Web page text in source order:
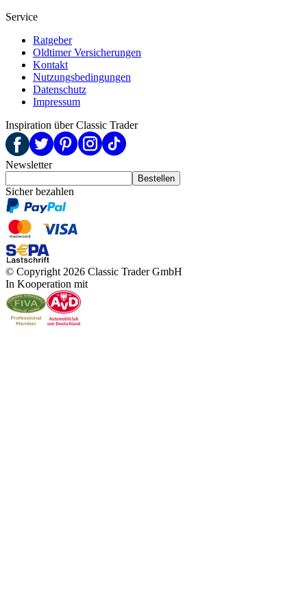
Service
Ratgeber
Oldtimer Versicherungen
Kontakt
Nutzungsbedingungen
Datenschutz
Impressum
Inspiration über Classic Trader
Newsletter
Bestellen
Sicher bezahlen
© Copyright 2026 Classic Trader GmbH
In Kooperation mit